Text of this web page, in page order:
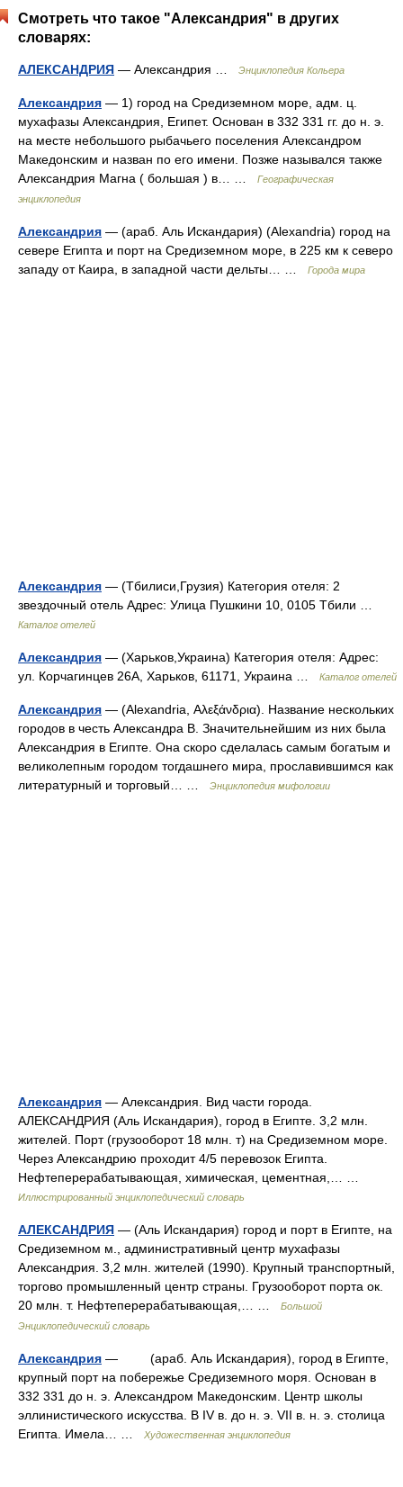
Смотреть что такое "Александрия" в других
словарях:
АЛЕКСАНДРИЯ — Александрия … Энциклопедия Кольера
Александрия — 1) город на Средиземном море, адм. ц.
мухафазы Александрия, Египет. Основан в 332 331 гг. до н. э.
на месте небольшого рыбачьего поселения Александром
Македонским и назван по его имени. Позже назывался также
Александрия Магна ( большая ) в… …
Географическая
энциклопедия
Александрия — (араб. Аль Искандария) (Alexandria) город на
севере Египта и порт на Средиземном море, в 225 км к северо
западу от Каира, в западной части дельты… …
Города мира
Александрия — (Тбилиси,Грузия) Категория отеля: 2
звездочный отель Адрес: Улица Пушкини 10, 0105 Тбили …
Каталог отелей
Александрия — (Харьков,Украина) Категория отеля: Адрес:
ул. Корчагинцев 26А, Харьков, 61171, Украина …
Каталог отелей
Александрия — (Alexandria, Αλεξάνδρια). Название нескольких
городов в честь Александра В. Значительнейшим из них была
Александрия в Египте. Она скоро сделалась самым богатым и
великолепным городом тогдашнего мира, прославившимся как
литературный и торговый… …
Энциклопедия мифологии
Александрия — Александрия. Вид части города.
АЛЕКСАНДРИЯ (Аль Искандария), город в Египте. 3,2 млн.
жителей. Порт (грузооборот 18 млн. т) на Средиземном море.
Через Александрию проходит 4/5 перевозок Египта.
Нефтеперерабатывающая, химическая, цементная,… …
Иллюстрированный энциклопедический словарь
АЛЕКСАНДРИЯ — (Аль Искандария) город и порт в Египте, на
Средиземном м., административный центр мухафазы
Александрия. 3,2 млн. жителей (1990). Крупный транспортный,
торгово промышленный центр страны. Грузооборот порта ок.
20 млн. т. Нефтеперерабатывающая,… …
Большой
Энциклопедический словарь
Александрия — (араб. Аль Искандария), город в Египте,
крупный порт на побережье Средиземного моря. Основан в
332 331 до н. э. Александром Македонским. Центр школы
эллинистического искусства. В IV в. до н. э. VII в. н. э. столица
Египта. Имела… …
Художественная энциклопедия